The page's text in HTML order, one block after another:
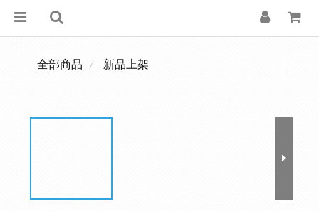
全部商品 新品上架